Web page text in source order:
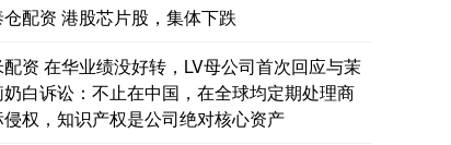
配资 港股芯片股，集体下跌
资 在华业绩没好转，LV母公司首次回应与茉
奶白诉讼：不止在中国，在全球均定期处理商
侵权，知识产权是公司绝对核心资产